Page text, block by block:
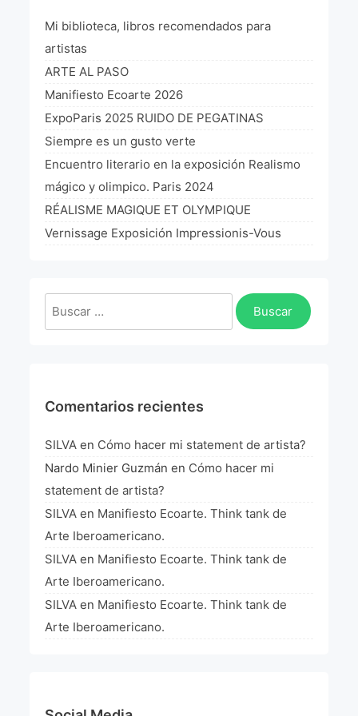
¡VIVE Molière! Un hommage latino-américain à
Exposición París 2021 “Traverser ton miroir” «A
La Formule de l’art París 2020
L’art Colombien à Paris 2019
L’art Latino-américain à Paris 2019
Reflecting Source. NY 2019
Commissaire D’exposition
Manifiesto Ecoarte
Association Paris
Fundación Colombia
Mi biblioteca, libros recomendados para
artistas
ARTE AL PASO
Manifiesto Ecoarte 2026
ExpoParis 2025 RUIDO DE PEGATINAS
Siempre es un gusto verte
Encuentro literario en la exposición Realismo
mágico y olimpico. Paris 2024
RÉALISME MAGIQUE ET OLYMPIQUE
Vernissage Exposición Impressionis-Vous
Buscar:
Comentarios recientes
SILVA en Cómo hacer mi statement de artista?
Nardo Minier Guzmán en Cómo hacer mi
statement de artista?
SILVA en Manifiesto Ecoarte. Think tank de
Arte Iberoamericano.
SILVA en Manifiesto Ecoarte. Think tank de
Arte Iberoamericano.
SILVA en Manifiesto Ecoarte. Think tank de
Arte Iberoamericano.